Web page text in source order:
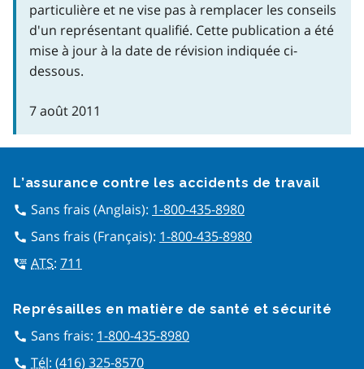
particulière et ne vise pas à remplacer les conseils
d'un représentant qualifié. Cette publication a été
mise à jour à la date de révision indiquée ci-
dessous.
7 août 2011
L’assurance contre les accidents de travail
call Sans frais (Anglais): 1-800-435-8980
call Sans frais (Français): 1-800-435-8980
tty ATS: 711
Représailles en matière de san​té et sécurité
call Sans frais: 1-800-435-8980
call Tél: (416) 325-8570